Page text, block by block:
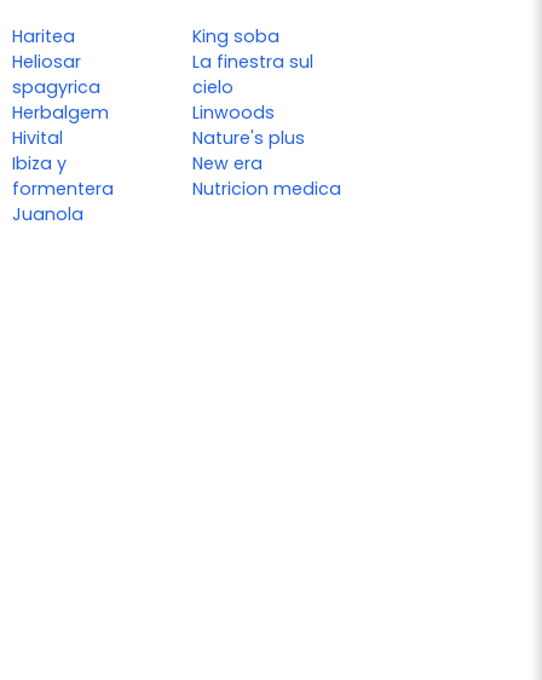
Haritea
Heliosar
spagyrica
Herbalgem
Hivital
Ibiza y
formentera
Juanola
King soba
La finestra sul
cielo
Linwoods
Nature's plus
New era
Nutricion medica